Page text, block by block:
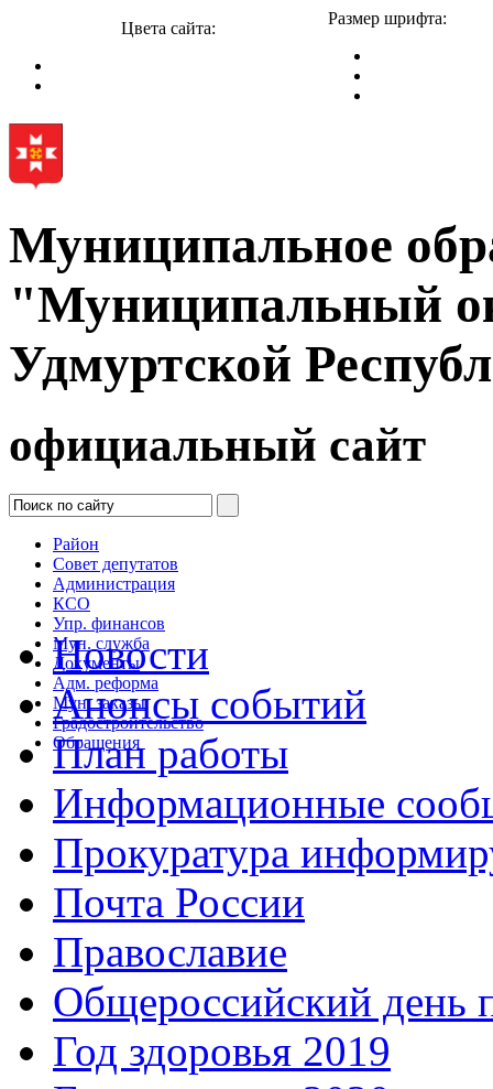
Цвета сайта:
Размер шрифта:
Муниципальное
"Муниципальный
Удмуртской
официальный сайт
Район
Совет депутатов
Администрация
КСО
Упр. финансов
Мун. служба
Документы
Адм. реформа
Мун. заказы
Градостроительство
Обращения
Новости
Анонсы событий
План работы
Информационные
Прокуратура
Почта России
Православие
Общероссийский день
Год здоровья 2019